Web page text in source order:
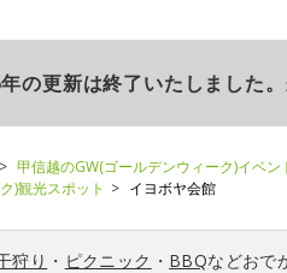
の更新は終了いたしました
甲信越のGW(ゴールデンウィーク)イベン
)観光スポット
イヨボヤ会館
狩り ・ ピクニック ・ BBQなどおで